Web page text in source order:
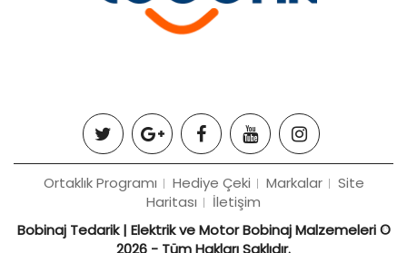
Ortaklık Programı Hediye Çeki Markalar
Site
Haritası
İletişim
Bobinaj Tedarik | Elektrik ve Motor Bobinaj Malzemeleri ©